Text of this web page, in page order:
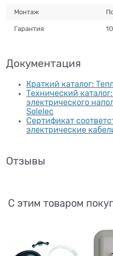
Монтаж
Гарантия
Документация
Краткий каталог:
Технический
электрического
Solelec
Сертификат
электрические
Отзывы
С этим товаром